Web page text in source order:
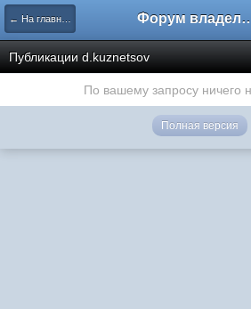
← На главную Форум владельцев
Публикации d.kuznetsov
По вашему запросу ничего
Полная версия